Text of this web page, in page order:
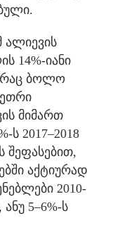
ალიევის
14%-იანი
რაც ბოლო
მიმართ
ს 2017–2018
შეფასებით,
აქტიურად
2010-
5–6%-ს